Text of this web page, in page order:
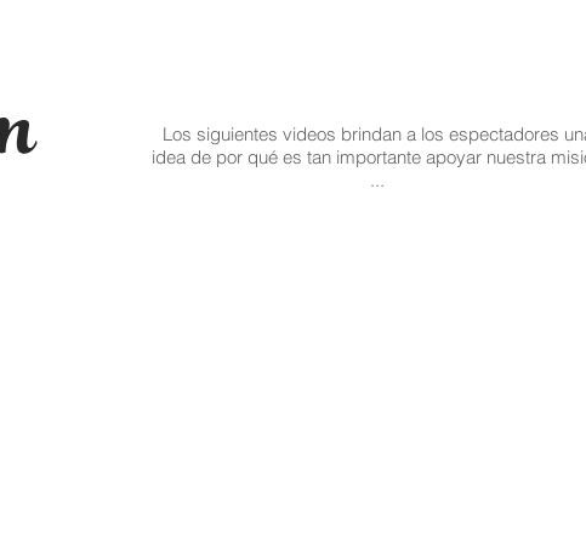
Los siguientes videos brindan a los espectadores
idea de por qué es tan importante apoyar nuestra
...